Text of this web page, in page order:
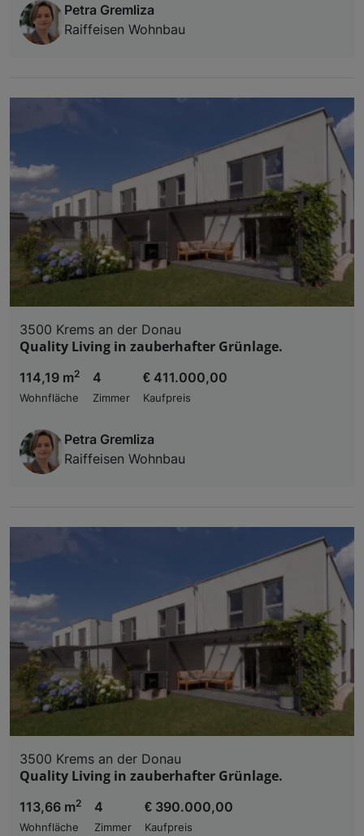
Petra Gremliza
Raiffeisen Wohnbau
3500 Krems an der Donau
Quality Living in zauberhafter Grünlage.
114,19 m2
Wohnfläche
4
Zimmer
€ 411.000,00
Kaufpreis
Petra Gremliza
Raiffeisen Wohnbau
3500 Krems an der Donau
Quality Living in zauberhafter Grünlage.
113,66 m2
Wohnfläche
4
Zimmer
€ 390.000,00
Kaufpreis